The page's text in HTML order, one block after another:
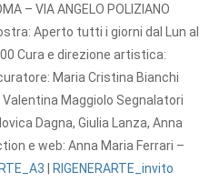
– VIA ANGELO POLIZIANO
Aperto tutti i giorni dal Lun al
Cura e direzione artistica:
Maria Cristina Bianchi
Maggiolo Segnalatori
Dagna, Giulia Lanza, Anna
e web: Anna Maria Ferrari –
RIGENERARTE_invito